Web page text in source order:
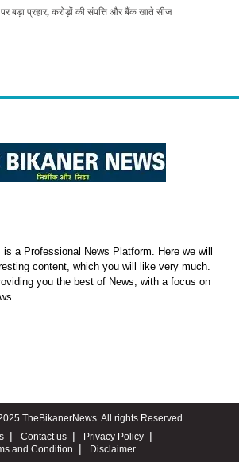
बड़ा प्रहार, करोड़ों की संपत्ति और बैंक खाते सीज
a Professional News Platform. Here we will
content, which you will like very much.
you the best of News, with a focus on
.
TheBikanerNews. All rights Reserved.
Contact us
Privacy Policy
and Condition
Disclaimer